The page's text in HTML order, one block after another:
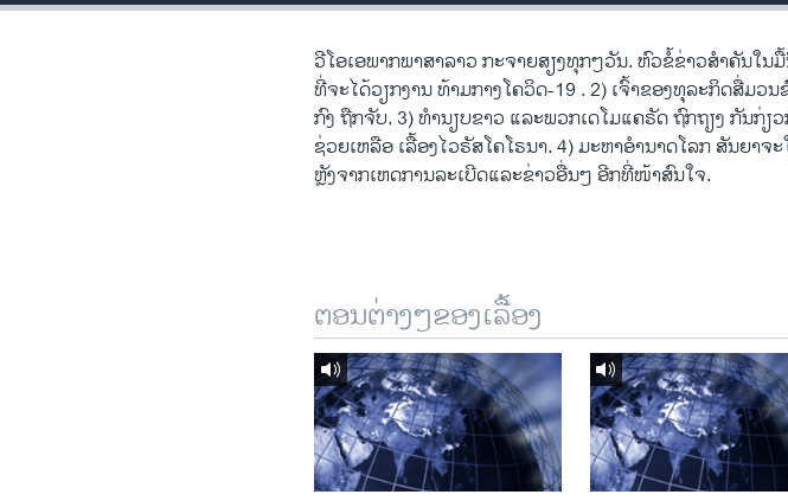
ພາສາອັງກິດ
ວີໂອເອພາກພາສາລາວ ກະຈາຍສຽງທຸກໆວັນ. ຫົວຂໍ້ຂ່າວສໍາຄັນໃ
ທີ່ຈະໄດ້ວຽກງານ ທ້າມກາງໂຄວິດ-19 . 2) ເຈົ້າຂອງທຸລະກິດສື່ມ
ກົງ ຖືກຈັບ. 3) ທໍານຽບຂາວ ແລະພວກເດໂມແຄຣັດ ຖົກຖຽງ ກັນກ່ຽ
ຊ່ວຍເຫລືອ ເລື້ອງໄວຣັສໂຄໂຣນາ. 4) ມະຫາອຳນາດໂລກ ສັນຍາຈ
ຫຼັງຈາກເຫດການລະເບີດແລະຂ່າວອື່ນໆ ອີກທີ່ໜ້າສົນໃຈ.
ຕອນຕ່າງໆຂອງເລື້ອງ